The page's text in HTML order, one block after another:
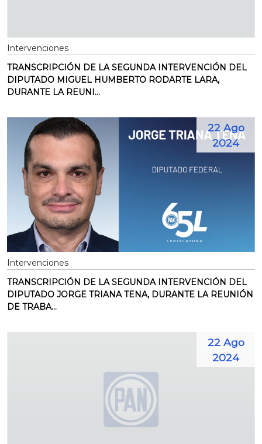
Intervenciones
TRANSCRIPCIÓN DE LA SEGUNDA INTERVENCIÓN DEL
DIPUTADO MIGUEL HUMBERTO RODARTE LARA,
DURANTE LA REUNI...
22 Ago
2024
Intervenciones
TRANSCRIPCIÓN DE LA SEGUNDA INTERVENCIÓN DEL
DIPUTADO JORGE TRIANA TENA, DURANTE LA REUNIÓN
DE TRABA...
22 Ago
2024